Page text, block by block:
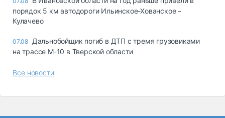
порядок 5 км автодороги Ильинское-Хованское –
Кулачево
07.08 Дальнобойщик погиб в ДТП с тремя грузовиками
на трассе М-10 в Тверской области
Все новости